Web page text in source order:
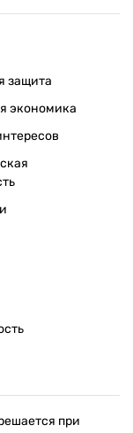
защита
экономика
при